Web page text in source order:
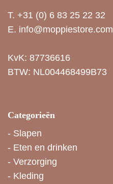
T. +31 (0) 6 83 25 22 32
E. info@moppiestore.com
KvK: 87736616
BTW: NL004468499B73
Categorieën
- Slapen
- Eten en drinken
- Verzorging
- Kleding